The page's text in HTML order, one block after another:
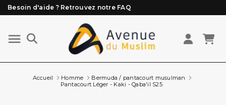
Besoin d'aide ? Retrouvez notre FAQ
Livraison offerte à partir de 89€ d'achat*
Les Commandes passées avant 15h (lun au Vend)
sont préparées et expédiées le jour même
Accueil Homme
Bermuda / pantacourt musulman
Pantacourt Léger - Kaki - Qaba'il S25